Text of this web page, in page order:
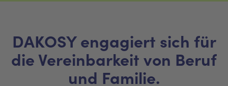
DAKOSY engagiert sich für
die Vereinbarkeit von Beruf
und Familie.